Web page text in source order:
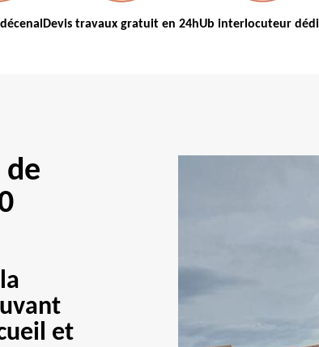
Devis travaux gratuit en 24hUb interlocuteur
et